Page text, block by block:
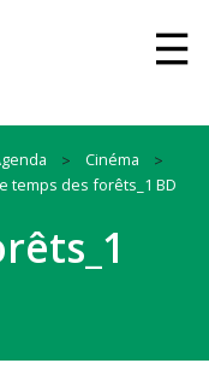
Cinéma
temps des forêts_1 BD